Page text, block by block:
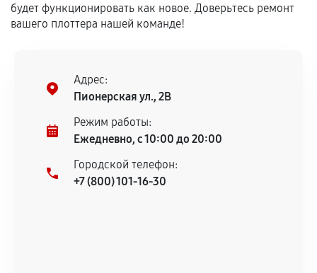
будет функционировать как новое. Доверьтесь ремонт
вашего плоттера нашей команде!
Адрес:
Пионерская ул., 2В
Режим работы:
Ежедневно, с 10:00 до 20:00
Городской телефон:
+7 (800) 101-16-30